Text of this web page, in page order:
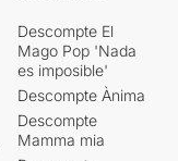
Descompte El
Mago Pop 'Nada
es imposible'
Descompte Ànima
Descompte
Mamma mia